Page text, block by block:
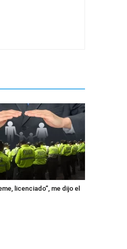
licenciado”, me dijo el